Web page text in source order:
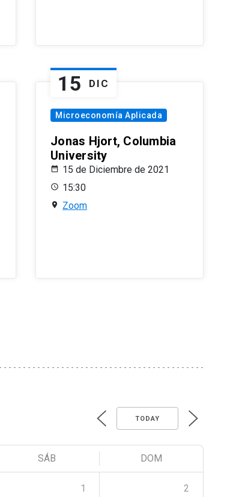
15 DIC
Microeconomía Aplicada
Jonas Hjort, Columbia
University
15 de Diciembre de 2021
15:30
Zoom
TODAY
SÁB DOM
1 2